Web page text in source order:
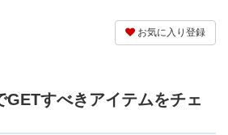
お気に入り登録
GETすべきアイテムをチェ